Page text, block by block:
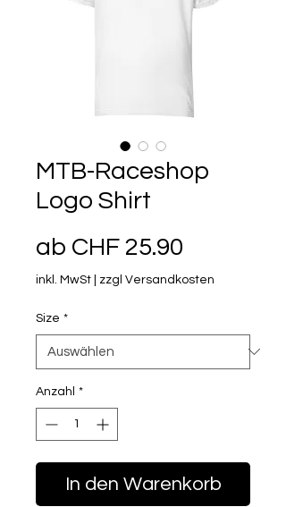
MTB-Raceshop
Logo Shirt
ab CHF 25.90
inkl. MwSt zzgl Versandkosten
Size *
Anzahl *
In den Warenkorb